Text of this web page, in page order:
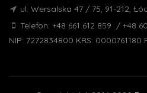
ul. Wersalska 47 / 75, 91-212,
Telefon: +48 661 612 859 / +48
NIP: 7272834800 KRS: 0000761180